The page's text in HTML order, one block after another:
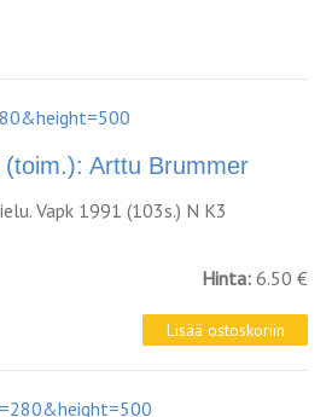
(toim.): Arttu Brummer
Vapk 1991 (103s.) N K3
Hinta: 6.50 €